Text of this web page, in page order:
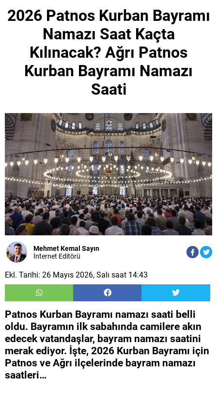
2026 Patnos Kurban Bayramı
Namazı Saat Kaçta
Kılınacak? Ağrı Patnos
Kurban Bayramı Namazı
Saati
Mehmet Kemal Sayın
İnternet Editörü
Ekl. Tarihi: 26 Mayıs 2026, Salı saat 14:43
Patnos Kurban Bayramı namazı saati belli
oldu. Bayramın ilk sabahında camilere akın
edecek vatandaşlar, bayram namazı saatini
merak ediyor. İşte, 2026 Kurban Bayramı için
Patnos ve Ağrı ilçelerinde bayram namazı
saatleri…